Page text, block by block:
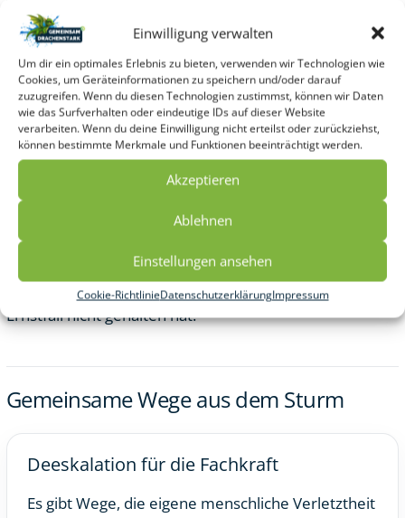
Einwilligung verwalten
Um dir ein optimales Erlebnis zu bieten, verwenden wir Technologien wie
Cookies, um Geräteinformationen zu speichern und/oder darauf
zuzugreifen. Wenn du diesen Technologien zustimmst, können wir Daten
wie das Surfverhalten oder eindeutige IDs auf dieser Website
verarbeiten. Wenn du deine Einwilligung nicht erteilst oder zurückziehst,
können bestimmte Merkmale und Funktionen beeinträchtigt werden.
Akzeptieren
Ablehnen
Einstellungen ansehen
Cookie-RichtlinieDatenschutzerklärungImpressum
Der Sprung von Sonne auf Gewitter ist kein Akt der
Willkür, sondern ein Zeichen für die Notwendigkeit, in
einer tiefen Verletzung sofortige Distanz und Klarheit zu
schaffen.
Doch in der Wirkung lehrt dieser radikale Weg eher
Scham als Einsicht. Die Berechenbarkeit geht verloren.
Die Beziehung zwischen Lehrkraft und Kind gerät ins
Wanken, weil das „Sicherheitssystem“ der Skala im
Ernstfall nicht gehalten hat.
Gemeinsame Wege aus dem Sturm
Deeskalation für die Fachkraft
Es gibt Wege, die eigene menschliche Verletztheit